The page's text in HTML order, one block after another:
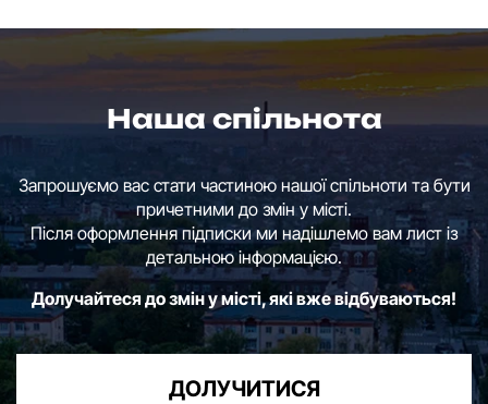
Наша спільнота
Запрошуємо вас стати частиною нашої спільноти та бути
причетними до змін у місті.
Після оформлення підписки ми надішлемо вам лист із
детальною інформацією.
Долучайтеся до змін у місті, які вже відбуваються!
ДОЛУЧИТИСЯ